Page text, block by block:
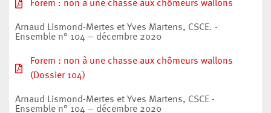
Forem : non à une chasse aux chômeurs wallons
Arnaud Lismond-Mertes et Yves Martens, CSCE. -
Ensemble n° 104 – décembre 2020
Forem : non à une chasse aux chômeurs wallons
(Dossier 104)
Arnaud Lismond-Mertes et Yves Martens, CSCE -
Ensemble n° 104 – décembre 2020